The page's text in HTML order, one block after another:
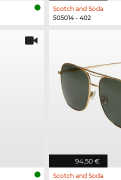
Scotch and Soda
505014 - 402
94,50 €
Scotch and Soda